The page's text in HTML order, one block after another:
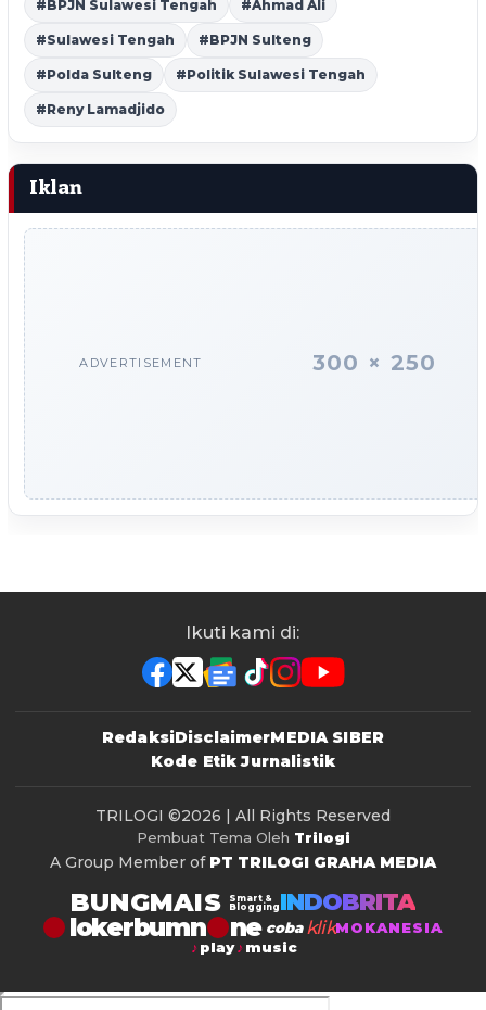
#BPJN Sulawesi Tengah #Ahmad Ali
#Sulawesi Tengah #BPJN Sulteng
#Polda Sulteng #Politik Sulawesi Tengah
#Reny Lamadjido
Iklan
ADVERTISEMENT 300 × 250
Ikuti kami di:
RedaksiDisclaimerMEDIA SIBER
Kode Etik Jurnalistik
TRILOGI ©2026 | All Rights Reserved
Pembuat Tema Oleh Trilogi
A Group Member of PT TRILOGI GRAHA MEDIA
BUNGMAIS
Smart &
Blogging INDOBRITA
lokerbumn coba klikMOKANESIA
play
music